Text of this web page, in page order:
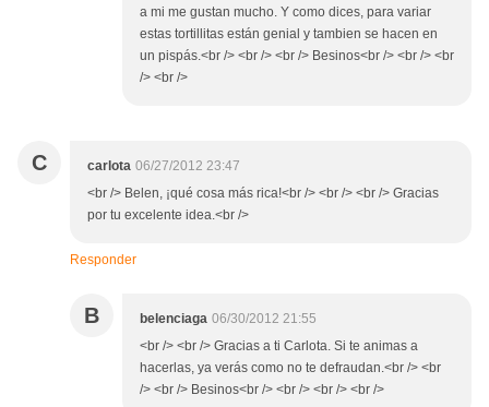
a mi me gustan mucho. Y como dices, para variar
estas tortillitas están genial y tambien se hacen en
un pispás.<br /> <br /> <br /> Besinos<br /> <br /> <br
/> <br />
C carlota 06/27/2012 23:47
<br /> Belen, ¡qué cosa más rica!<br /> <br /> <br /> Gracias
por tu excelente idea.<br />
Responder
B belenciaga 06/30/2012 21:55
<br /> <br /> Gracias a ti Carlota. Si te animas a
hacerlas, ya verás como no te defraudan.<br /> <br
/> <br /> Besinos<br /> <br /> <br /> <br />